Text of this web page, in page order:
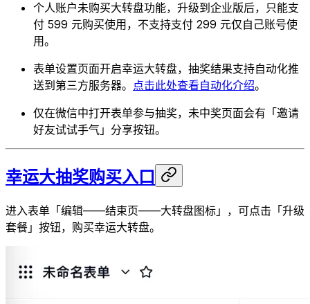
个人账户未购买大转盘功能，升级到企业版后，只能支
付 599 元购买使用，不支持支付 299 元仅自己账号使
用。
表单设置页面开启幸运大转盘，抽奖结果支持自动化推
送到第三方服务器。 点击此处查看自动化介绍。
仅在微信中打开表单参与抽奖，未中奖页面会有「邀请
好友试试手气」分享按钮。
幸运大抽奖购买入口
进入表单「编辑——结束页——大转盘图标」，可点击「升级
套餐」按钮，购买幸运大转盘。